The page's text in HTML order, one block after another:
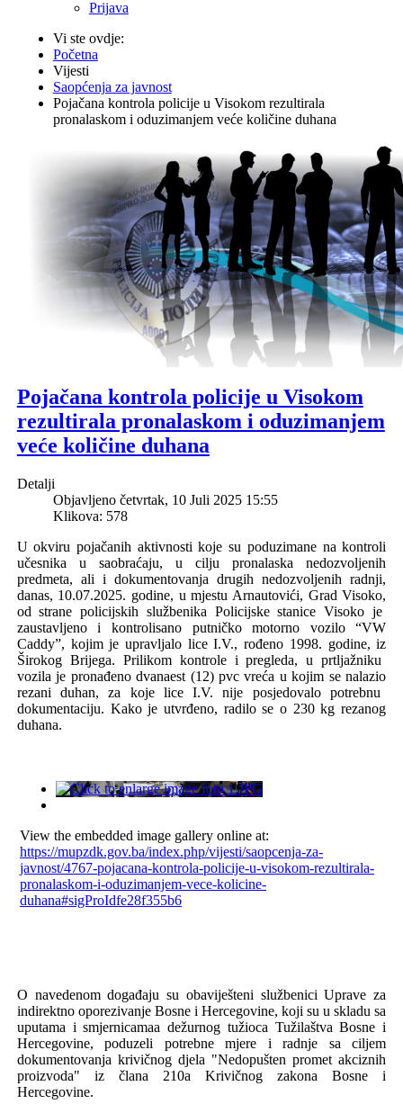
Prijava
Vi ste ovdje:
Početna
Vijesti
Saopćenja za javnost
Pojačana kontrola policije u Visokom rezultirala
pronalaskom i oduzimanjem veće količine duhana
Pojačana kontrola policije u Visokom
rezultirala pronalaskom i oduzimanjem
veće količine duhana
Detalji
Objavljeno četvrtak, 10 Juli 2025 15:55
Klikova: 578
U okviru pojačanih aktivnosti koje su poduzimane na kontroli
učesnika u saobraćaju, u cilju pronalaska nedozvoljenih
predmeta, ali i dokumentovanja drugih nedozvoljenih radnji,
danas, 10.07.2025. godine, u mjestu Arnautovići, Grad Visoko,
od stranepolicijskih službenika Policijske stanice Visoko je
zaustavljeno i kontrolisano putničko motorno vozilo“VW
Caddy”, kojim je upravljalo lice I.V., rođeno 1998. godine,iz
ŠirokogBrijega. Prilikom kontrole i pregleda, u prtljažniku
vozilaje pronađeno dvanaest (12)pvc vreća u kojim se nalazio
rezani duhan,za koje lice I.V. nije posjedovalo potrebnu
dokumentaciju. Kako je utvrđeno, radilo se o 230 kg rezanog
duhana.
View the embedded image gallery online at:
https://mupzdk.gov.ba/index.php/vijesti/saopcenja-za-
javnost/4767-pojacana-kontrola-policije-u-visokom-rezultirala-
pronalaskom-i-oduzimanjem-vece-kolicine-
duhana#sigProIdfe28f355b6
O navedenomdogađaju su obaviješteni službeniciUprave za
indirektno oporezivanje Bosne i Hercegovine, koji su u skladu sa
uputama i smjernicamaa dežurnog tužioca Tužilaštva Bosne i
Hercegovine,
poduzeli potrebne mjere i radnje sa ciljem
dokumentovanja krivičnog djela "Nedopušten promet akciznih
proizvoda"
iz člana 210a Krivičnog zakona Bosne i
Hercegovine.